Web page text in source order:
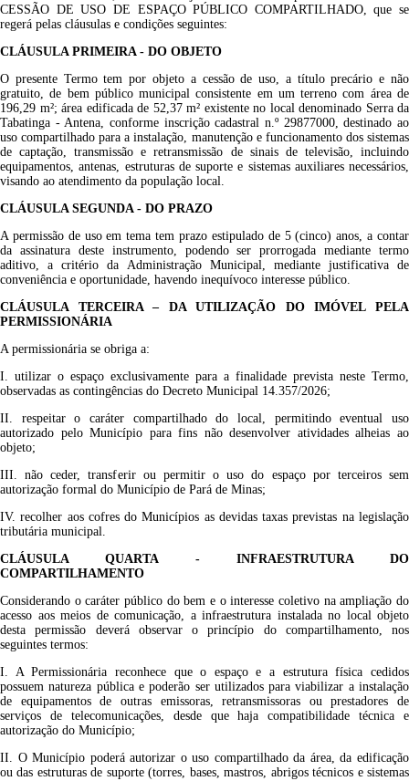
CESSÃO DE USO DE ESPAÇO PÚBLICO COMPARTILHADO, que se
regerá pelas cláusulas e condições seguintes:
CLÁUSULA PRIMEIRA - DO OBJETO
O presente Termo tem por objeto a cessão de uso, a título precário e não
gratuito, de bem público municipal consistente em um terreno com área de
196,29 m²; área edificada de 52,37 m² existente no local denominado Serra da
Tabatinga - Antena, conforme inscrição cadastral n.º 29877000, destinado ao
uso compartilhado para a instalação, manutenção e funcionamento dos sistemas
de captação, transmissão e retransmissão de sinais de televisão, incluindo
equipamentos, antenas, estruturas de suporte e sistemas auxiliares necessários,
visando ao atendimento da população local.
CLÁUSULA SEGUNDA - DO PRAZO
A permissão de uso em tema tem prazo estipulado de 5 (cinco) anos, a contar
da assinatura deste instrumento, podendo ser prorrogada mediante termo
aditivo, a critério da Administração Municipal, mediante justificativa de
conveniência e oportunidade, havendo inequívoco interesse público.
CLÁUSULA TERCEIRA – DA UTILIZAÇÃO DO IMÓVEL PELA
PERMISSIONÁRIA
A permissionária se obriga a:
I. utilizar o espaço exclusivamente para a finalidade prevista neste Termo,
observadas as contingências do Decreto Municipal 14.357/2026;
II. respeitar o caráter compartilhado do local, permitindo eventual uso
autorizado pelo Município para fins não desenvolver atividades alheias ao
objeto;
III. não ceder, transferir ou permitir o uso do espaço por terceiros sem
autorização formal do Município de Pará de Minas;
IV. recolher aos cofres do Municípios as devidas taxas previstas na legislação
tributária municipal.
CLÁUSULA QUARTA - INFRAESTRUTURA DO
COMPARTILHAMENTO
Considerando o caráter público do bem e o interesse coletivo na ampliação do
acesso aos meios de comunicação, a infraestrutura instalada no local objeto
desta permissão deverá observar o princípio do compartilhamento, nos
seguintes termos:
I. A Permissionária reconhece que o espaço e a estrutura física cedidos
possuem natureza pública e poderão ser utilizados para viabilizar a instalação
de equipamentos de outras emissoras, retransmissoras ou prestadores de
serviços de telecomunicações, desde que haja compatibilidade técnica e
autorização do Município;
II. O Município poderá autorizar o uso compartilhado da área, da edificação
ou das estruturas de suporte (torres, bases, mastros, abrigos técnicos e sistemas